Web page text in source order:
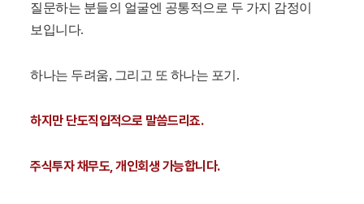
질문하는 분들의 얼굴엔 공통적으로 두 가지 감정이
보입니다.
하나는 두려움, 그리고 또 하나는 포기.
하지만 단도직입적으로 말씀드리죠.
주식투자 채무도, 개인회생 가능합니다.